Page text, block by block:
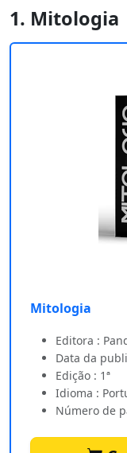
1. Mitologia
Mitologia
Editora :
Data da
Edição : 1ª
Idioma :
Número de